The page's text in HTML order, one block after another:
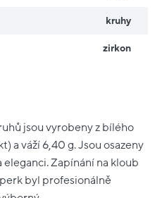
jsou vyrobeny z bílého
a váží 6,40 g. Jsou osazeny
Zapínání na kloub
byl profesionálně
kruhy
zirkon